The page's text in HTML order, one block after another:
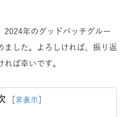
2024年のグッドパッチグルー
ました。よろしければ、振り返
れば幸いです。
非表示